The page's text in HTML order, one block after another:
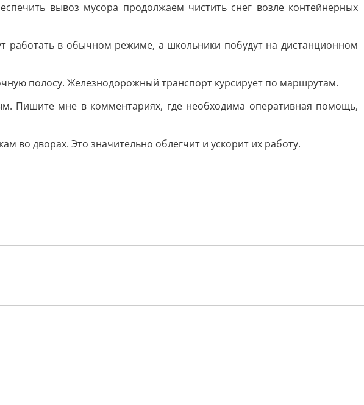
вывоз мусора продолжаем чистить снег возле контейнерных
работать в обычном режиме, а школьники побудут на дистанционном
полосу. Железнодорожный транспорт курсирует по маршрутам.
Пишите мне в комментариях, где необходима оперативная помощь,
дворах. Это значительно облегчит и ускорит их работу.